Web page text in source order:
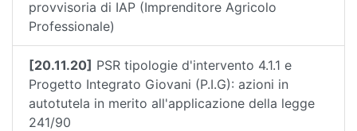
provvisoria di IAP (Imprenditore Agricolo
Professionale)
[20.11.20] PSR tipologie d'intervento 4.1.1 e
Progetto Integrato Giovani (P.I.G): azioni in
autotutela in merito all'applicazione della legge
241/90